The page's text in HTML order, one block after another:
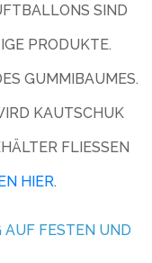
SIND
PRODUKTE.
GUMMIBAUMES.
KAUTSCHUK
FLIESSEN L
HIER.
FESTEN UND